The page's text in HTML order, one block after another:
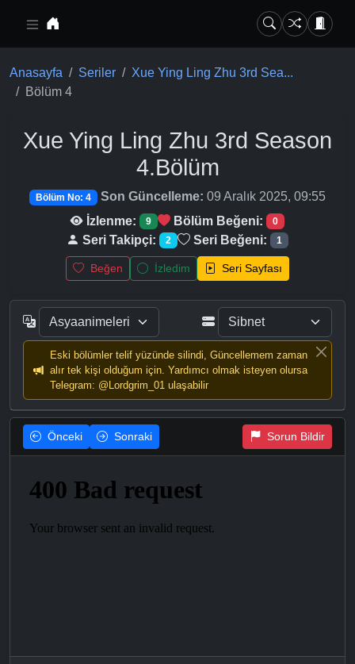
Anasayfa Seriler
Xue Ying Ling Zhu 3rd Sea...
Bölüm 4
Xue Ying Ling Zhu 3rd Season
4.Bölüm
Bölüm No: 4 Son Güncelleme: 09 Aralık 2025, 09:55
İzlenme:
9 Bölüm Beğeni: 0
Seri Takipçi: 2 Seri Beğeni: 1
Beğen İzledim Seri Sayfası
Eski bölümler telif yüzünde silindi, Güncellemem zaman
alır tek kişi olduğum için. Yardımcı olmak isteyen olursa
Telegram: @Lordgrim_01 ulaşabilir
Önceki Sonraki Sorun Bildir